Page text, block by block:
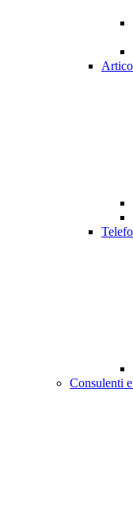
Consulenti